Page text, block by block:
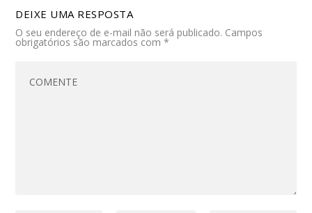
DEIXE UMA RESPOSTA
O seu endereço de e-mail não será publicado. Campos
obrigatórios são marcados com*